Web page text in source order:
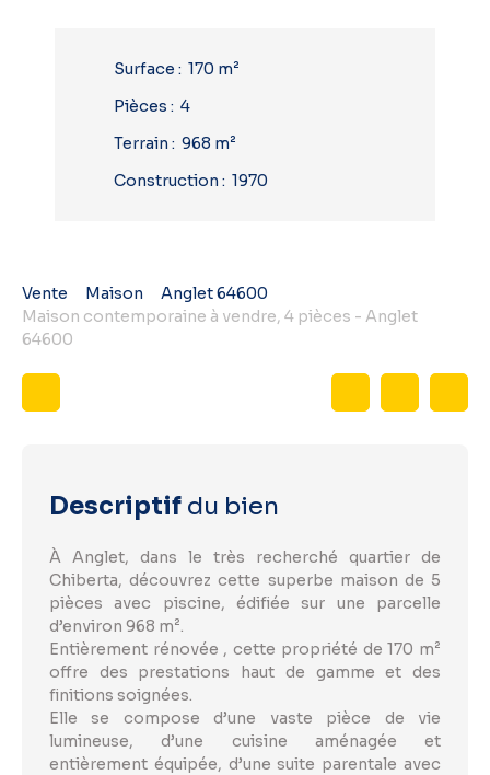
Surface : 170 m²
Pièces : 4
Terrain : 968 m²
Construction : 1970
Vente Maison
Anglet 64600
Maison contemporaine à vendre, 4 pièces - Anglet
64600
Descriptif du bien
À Anglet, dans le très recherché quartier de
Chiberta, découvrez cette superbe maison de 5
pièces avec piscine, édifiée sur une parcelle
d’environ 968 m².
Entièrement rénovée , cette propriété de 170 m²
offre des prestations haut de gamme et des
finitions soignées.
Elle se compose d’une vaste pièce de vie
lumineuse, d’une cuisine aménagée et
entièrement équipée, d’une suite parentale avec